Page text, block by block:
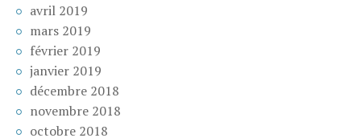
avril 2019
mars 2019
février 2019
janvier 2019
décembre 2018
novembre 2018
octobre 2018